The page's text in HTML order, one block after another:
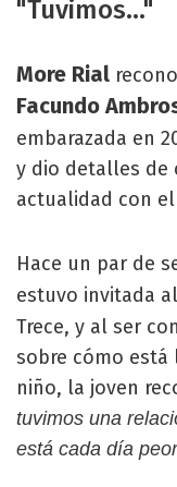
"Tuvimos..."
More Rial
Facundo
embarazada en
y dio detalles de
actualidad con
Hace un par de
estuvo invitada
Trece, y al ser
sobre cómo está
niño, la joven
tuvimos una
está cada día